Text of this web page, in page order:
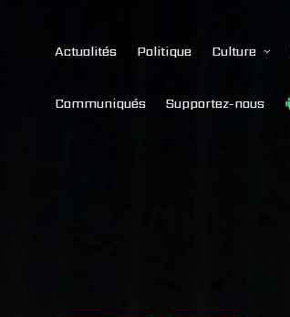
Actualités Politique Culture
Communiqués Supportez-nous